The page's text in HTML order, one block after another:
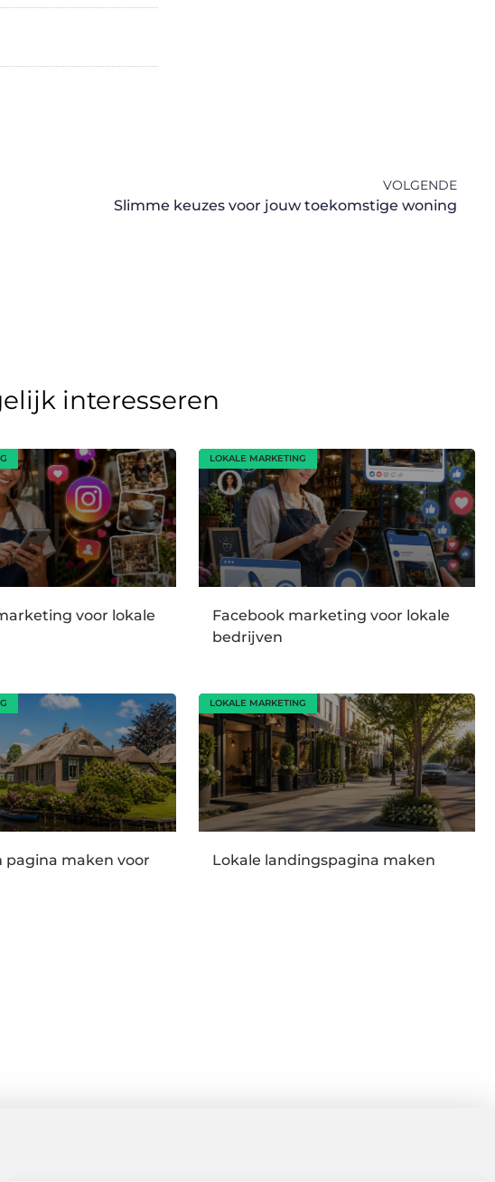
VOLGENDE
Slimme keuzes voor jouw toekomstige woning
interesseren
voor lokale
LOKALE MARKETING
Facebook marketing voor lokale
bedrijven
pagina maken voor
LOKALE MARKETING
Lokale landingspagina maken